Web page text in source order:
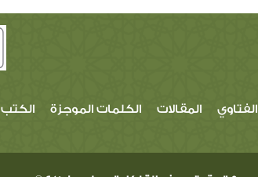
الفتاوي المقالات الكلمات الموجزة الكتب